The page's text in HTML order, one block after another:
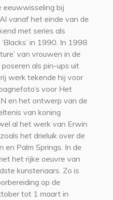
bij
vanaf het einde van de
met series als
in 1990. In 1998
van vrouwen in de
als pin-ups uit
werk tekende hij voor
voor Het
en het ontwerp van de
van koning
al het werk van Erwin
het drieluik over de
en Palm Springs. In de
het rijke oeuvre van
kunstenaars. Zo is
op de
tot 1 maart in